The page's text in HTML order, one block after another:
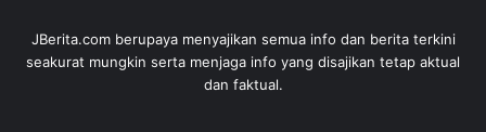
JBerita.com berupaya menyajikan semua info dan berita terkini
seakurat mungkin serta menjaga info yang disajikan tetap aktual
dan faktual.